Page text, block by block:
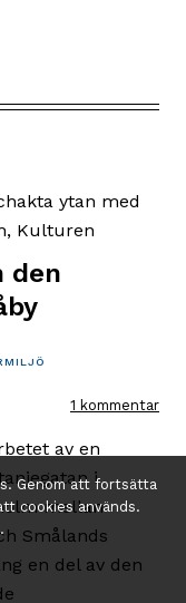
Genom att fortsätta
cookies används.
.
den
1 kommentar
av en
i
mellan
Smålands
en del av den